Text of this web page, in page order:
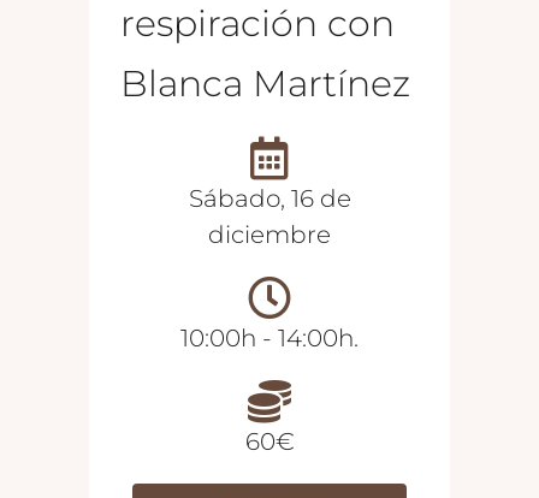
respiración con
Blanca Martínez
Sábado, 16 de
diciembre
10:00h - 14:00h.
60€